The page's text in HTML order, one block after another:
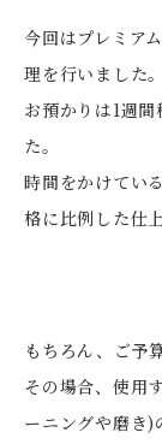
今回はプレミア
理を行いました。
お預かりは1週
た。
時間をかけてい
格に比例した仕
もちろん、ご予
その場合、使用
ーニングや磨き)